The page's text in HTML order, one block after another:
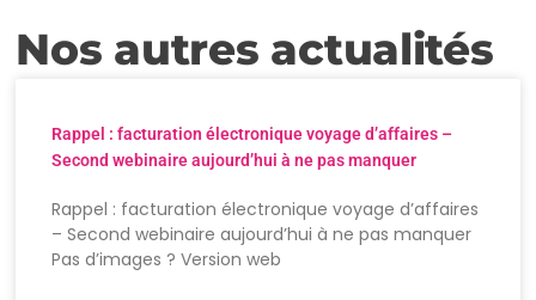
Nos autres actualités
Rappel : facturation électronique voyage d’affaires –
Second webinaire aujourd’hui à ne pas manquer
Rappel : facturation électronique voyage d’affaires
– Second webinaire aujourd’hui à ne pas manquer
Pas d’images ? Version web